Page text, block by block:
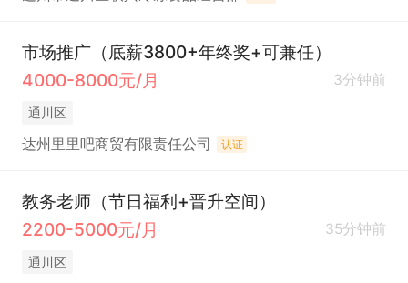
市场推广（底薪3800+年终奖+可兼任）
4000-8000元/月
3分钟前
通川区
达州里里吧商贸有限责任公司 认证
教务老师（节日福利+晋升空间）
2200-5000元/月
35分钟前
通川区